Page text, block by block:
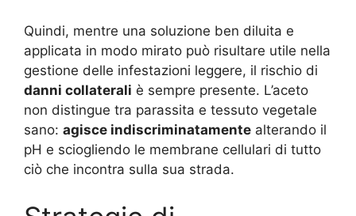
Quindi, mentre una soluzione ben diluita e
applicata in modo mirato può risultare utile nella
gestione delle infestazioni leggere, il rischio di
danni collaterali è sempre presente. L’aceto
non distingue tra parassita e tessuto vegetale
sano: agisce indiscriminatamente alterando il
pH e sciogliendo le membrane cellulari di tutto
ciò che incontra sulla sua strada.